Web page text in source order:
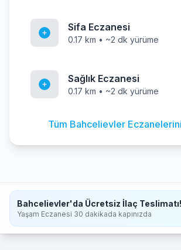
Sifa Eczanesi
0.17 km • ~2 dk yürüme
Sağlık Eczanesi
0.17 km • ~2 dk yürüme
Tüm Bahcelievler
Bahcelievler'da Ücretsiz İlaç Teslimatı!
Yaşam Eczanesi 30 dakikada kapınızda